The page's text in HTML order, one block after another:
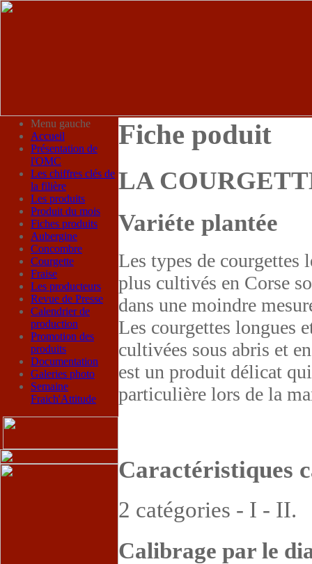
Menu gauche
Accueil
Présentation de
l'OMC
Les chiffres clés de
la filière
Les produits
Produit du mois
Fiches produits
Aubergine
Concombre
Courgette
Fraise
Les producteurs
Revue de Presse
Calendrier de
production
Promotion des
produits
Documentation
Galeries photo
Semaine
Fraich'Attitude
Fiche poduit
LA
Variéte plantée
Les types de courgettes
plus cultivés en Corse
dans une moindre
Les courgettes longues
cultivées sous abris et
est un produit délicat
particulière lors de la
Caractéristiques
2 catégories - I - II.
Calibrage par le